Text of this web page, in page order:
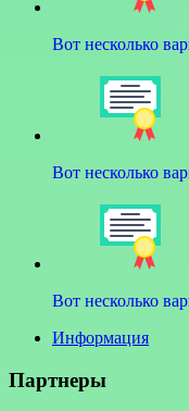
Вот несколько
Вот несколько
Вот несколько
Информация
Партнеры